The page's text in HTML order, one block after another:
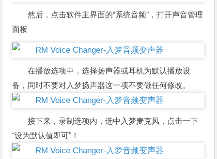
然后，点击软件主界面的“系统音频”，打开声音管理
面板
在播放选项中，选择扬声器或耳机为默认播放设
备，同时不要对入梦扬声器这一项不要做任何修改。
接下来，录制选项内，选中入梦麦克风，点击一下
“设为默认值即可”！